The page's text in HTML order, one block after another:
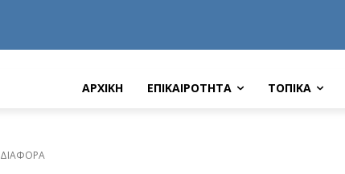
ΑΡΧΙΚΗ ΕΠΙΚΑΙΡΟΤΗΤΑ ΤΟΠΙΚΑ
ΔΙΑΦΟΡΑ